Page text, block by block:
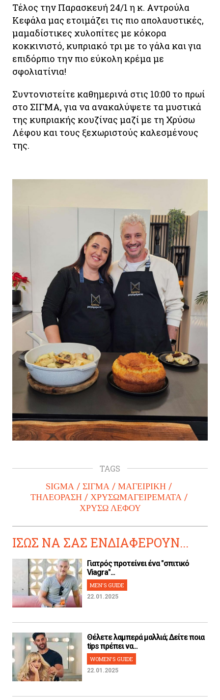
Τέλος την Παρασκευή 24/1 η κ. Αντρούλα
Κεφάλα μας ετοιμάζει τις πιο απολαυστικές,
μαμαδίστικες χυλοπίτες με κόκορα
κοκκινιστό, κυπριακό τρι με το γάλα και για
επιδόρπιο την πιο εύκολη κρέμα με
σφολιατίνια!
Συντονιστείτε καθημερινά στις 10:00 το πρωί
στο ΣΙΓΜΑ, για να ανακαλύψετε τα μυστικά
της κυπριακής κουζίνας μαζί με τη Χρύσω
Λέφου και τους ξεχωριστούς καλεσμένους
της.
TAGS
SIGMA ΣΙΓΜΑ
ΜΑΓΕΙΡΙΚΗ
ΤΗΛΕΟΡΑΣΗ
ΧΡΥΣΩΜΑΓΕΙΡΕΜΑΤΑ
ΧΡΥΣΩ ΛΕΦΟΥ
ΙΣΩΣ ΝΑ ΣΑΣ ΕΝΔΙΑΦΕΡΟΥΝ...
Γιατρός προτείνει ένα "σπιτικό
Viagra"...
MEN'S GUIDE
22.01.2025
Θέλετε λαμπερά μαλλιά; Δείτε ποια
tips πρέπει να...
WOMEN'S GUIDE
22.01.2025